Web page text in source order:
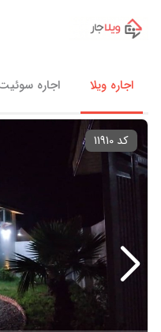
اجاره ویلا اجاره سوئیت
کد 11910